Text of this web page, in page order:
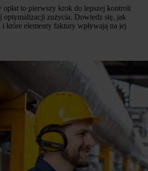
to pierwszy krok do lepszej kontroli
optymalizacji zużycia. Dowiedz się, jak
i które elementy faktury wpływają na jej